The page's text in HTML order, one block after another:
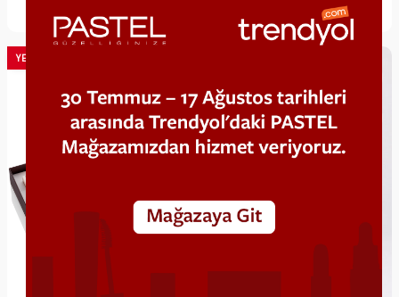
Sepete Ekle
YENI